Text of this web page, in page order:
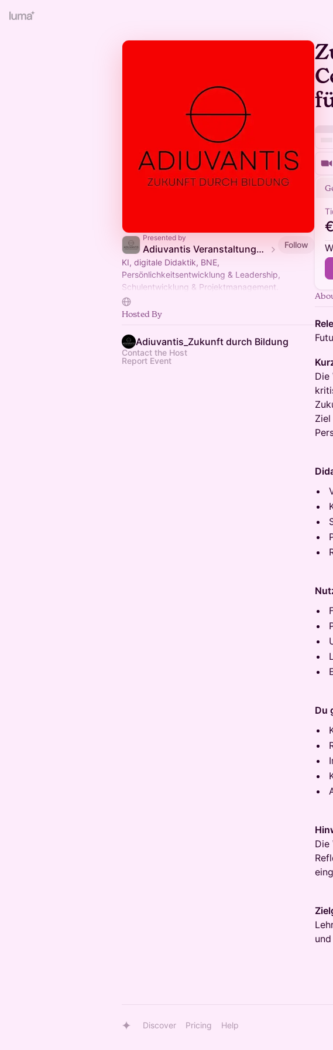
Presented by
Adiuvantis Veranstaltungen & Fortbildungen
Follow
KI, digitale Didaktik, BNE,
Persönlichkeitsentwicklung & Leadership,
Schulentwicklung & Projektmanagement.
Für LK aller Schulformen. Anfänger:innen.
Für Kommunen & Schulträger.
Hosted By
Adiuvantis_Zukunft durch Bildung
Contact the Host
Report Event
Die
Du
Die
Discover Pricing Help